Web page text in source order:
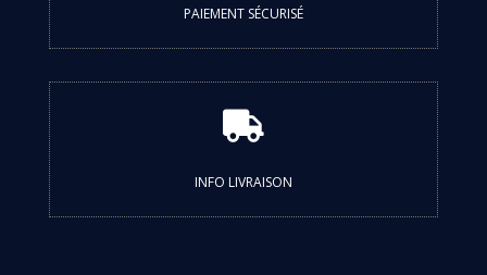
PAIEMENT SÉCURISÉ

INFO LIVRAISON